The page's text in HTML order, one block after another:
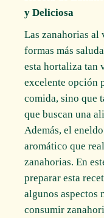
y Deliciosa
Las zanahorias al
formas más
esta hortaliza tan
excelente opción
comida, sino que
que buscan una
Además, el
aromático que
zanahorias. En
preparar esta
algunos aspectos
consumir